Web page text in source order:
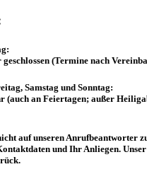
(Termine nach
Samstag und Sonntag:
(auch an Feiertagen; außer
auf unseren Anrufbeantworter
und Ihr Anliegen.